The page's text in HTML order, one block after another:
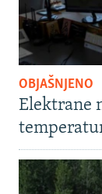
OBJAŠNJENO
Elektrane